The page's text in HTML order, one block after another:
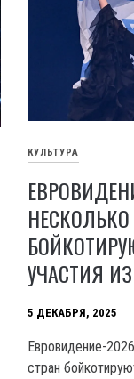
КУЛЬТУРА
УЧАСТИЯ
5 ДЕКАБРЯ, 2025
Евровидение-
стран